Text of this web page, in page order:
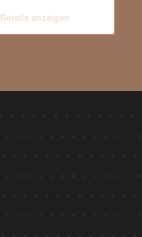
Details anzeigen